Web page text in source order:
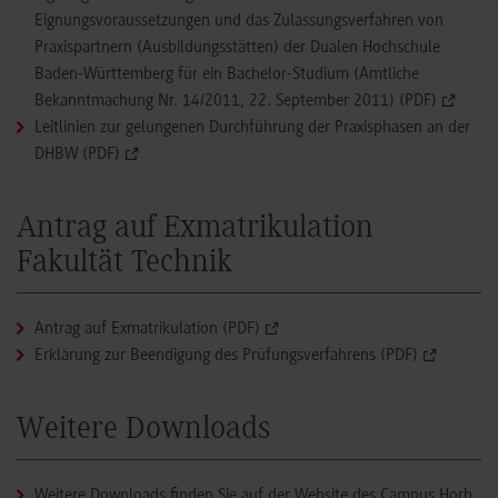
Eignungsvoraussetzungen und das Zulassungsverfahren von
Praxispartnern (Ausbildungsstätten) der Dualen Hochschule
Baden-Württemberg für ein Bachelor-Studium (Amtliche
Bekanntmachung Nr. 14/2011, 22. September 2011) (PDF)
Leitlinien zur gelungenen Durchführung der Praxisphasen an der
DHBW (PDF)
Antrag auf Exmatrikulation
Fakultät Technik
Antrag auf Exmatrikulation (PDF)
Erklärung zur Beendigung des Prüfungsverfahrens (PDF)
Weitere Downloads